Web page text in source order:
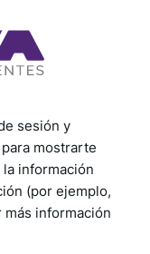
sesión y
mostrarte
información
(por ejemplo,
más información